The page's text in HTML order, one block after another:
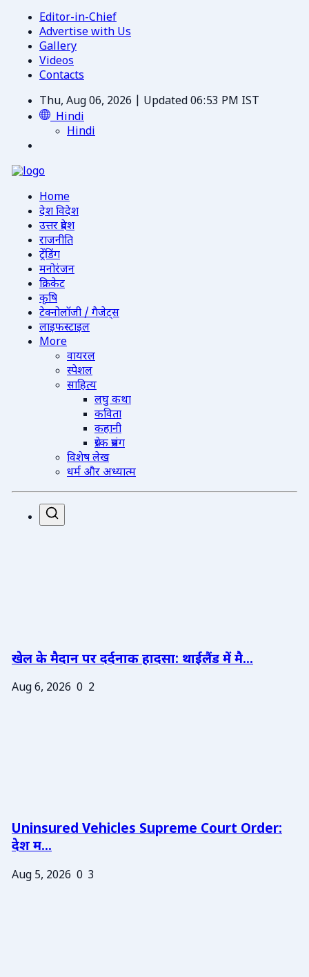
Editor-in-Chief
Advertise with Us
Gallery
Videos
Contacts
Thu, Aug 06, 2026 | Updated 06:53 PM IST
Hindi
Hindi
Home
देश विदेश
उत्तर प्रदेश
राजनीति
ट्रेंडिंग
मनोरंजन
क्रिकेट
कृषि
टेक्नोलॉजी / गैजेट्स
लाइफस्टाइल
More
वायरल
स्पेशल
साहित्य
लघु कथा
कविता
कहानी
प्रेरक प्रसंग
विशेष लेख
धर्म और अध्यात्म
खेल के मैदान पर दर्दनाक हादसा: थाईलैंड में मै...
Aug 6, 2026 0 2
Uninsured Vehicles Supreme Court Order:
देश म...
Aug 5, 2026 0 3